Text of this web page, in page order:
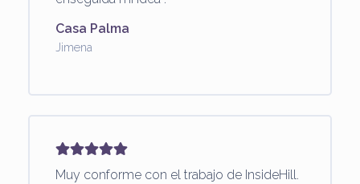
Casa Palma
Jimena
Muy conforme con el trabajo de InsideHill.